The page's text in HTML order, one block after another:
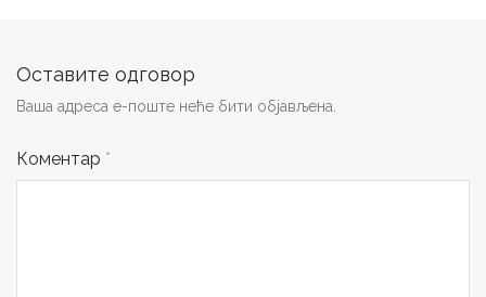
Оставите одговор
Ваша адреса е-поште неће бити објављена.
Коментар *